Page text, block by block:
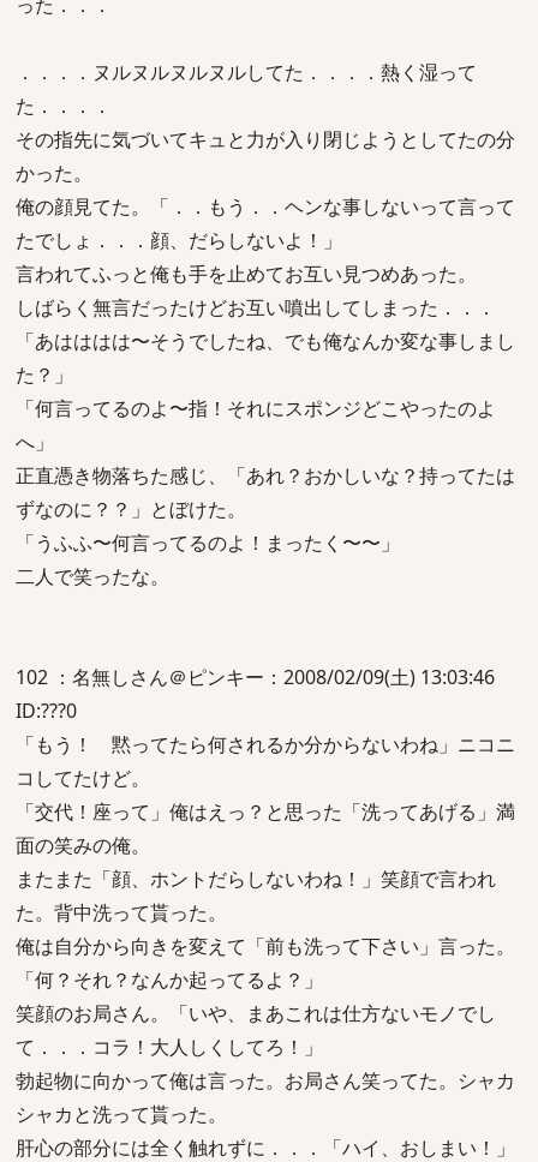
．．．．ヌルヌルヌルヌルしてた．．．．熱く湿って
た．．．．
その指先に気づいてキュと力が入り閉じようとしてたの分
かった。
俺の顔見てた。「．．もう．．ヘンな事しないって言って
たでしょ．．．顔、だらしないよ！」
言われてふっと俺も手を止めてお互い見つめあった。
しばらく無言だったけどお互い噴出してしまった．．．
「あはははは〜そうでしたね、でも俺なんか変な事しまし
た？」
「何言ってるのよ〜指！それにスポンジどこやったのよ
へ」
正直憑き物落ちた感じ、「あれ？おかしいな？持ってたは
ずなのに？？」とぼけた。
「うふふ〜何言ってるのよ！まったく〜〜」
二人で笑ったな。
102 ：名無しさん＠ピンキー：2008/02/09(土) 13:03:46
ID:???0
「もう！ 黙ってたら何されるか分からないわね」ニコニ
コしてたけど。
「交代！座って」俺はえっ？と思った「洗ってあげる」満
面の笑みの俺。
またまた「顔、ホントだらしないわね！」笑顔で言われ
た。背中洗って貰った。
俺は自分から向きを変えて「前も洗って下さい」言った。
「何？それ？なんか起ってるよ？」
笑顔のお局さん。「いや、まあこれは仕方ないモノでし
て．．．コラ！大人しくしてろ！」
勃起物に向かって俺は言った。お局さん笑ってた。シャカ
シャカと洗って貰った。
肝心の部分には全く触れずに．．．「ハイ、おしまい！」